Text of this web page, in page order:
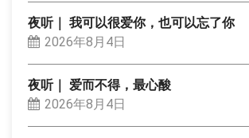
夜听｜ 我可以很爱你，也可以忘了你
2026年8月4日
夜听｜ 爱而不得，最心酸
2026年8月4日